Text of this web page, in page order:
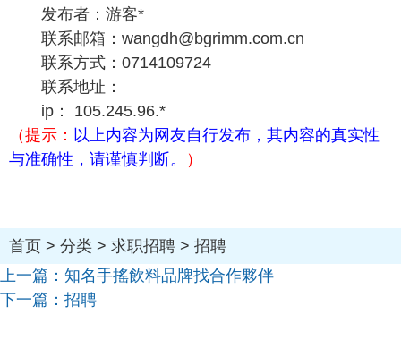
发布者：游客*
联系邮箱：wangdh@bgrimm.com.cn
联系方式：0714109724
联系地址：
ip： 105.245.96.*
（提示： 以上内容为网友自行发布，其内容的真实性
与准确性，请谨慎判断。
）
首页 > 分类 > 求职招聘 > 招聘
上一篇： 知名手搖飲料品牌找合作夥伴
下一篇： 招聘